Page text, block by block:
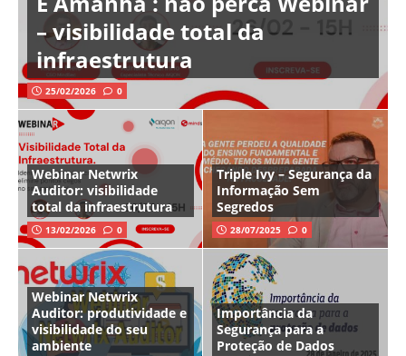
– visibilidade total da
infraestrutura
25/02/2026 0
Webinar Netwrix
Auditor: visibilidade
total da infraestrutura
13/02/2026 0
Triple Ivy – Segurança da
Informação Sem
Segredos
28/07/2025 0
Webinar Netwrix
Auditor: produtividade e
visibilidade do seu
ambiente
Importância da
Segurança para a
Proteção de Dados